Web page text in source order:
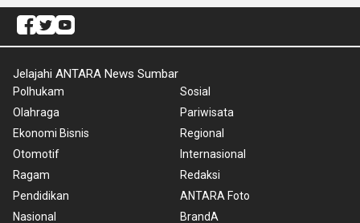
Jelajahi ANTARA News Sumbar
Polhukam
Olahraga
Ekonomi Bisnis
Otomotif
Ragam
Pendidikan
Nasional
Sosial
Pariwisata
Regional
Internasional
Redaksi
ANTARA Foto
BrandA